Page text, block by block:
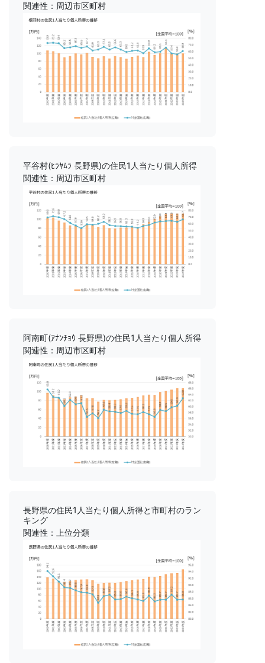
関連性：周辺市区町村
平谷村(ﾋﾗﾔﾑﾗ 長野県)の住民1人当たり個人所得
関連性：周辺市区町村
阿南町(ｱﾅﾝﾁｮｳ 長野県)の住民1人当たり個人所得
関連性：周辺市区町村
長野県の住民1人当たり個人所得と市町村のラン
キング
関連性：上位分類